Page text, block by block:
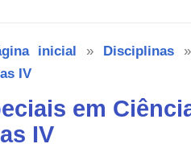
inicial » Disciplinas
IV
em
IV